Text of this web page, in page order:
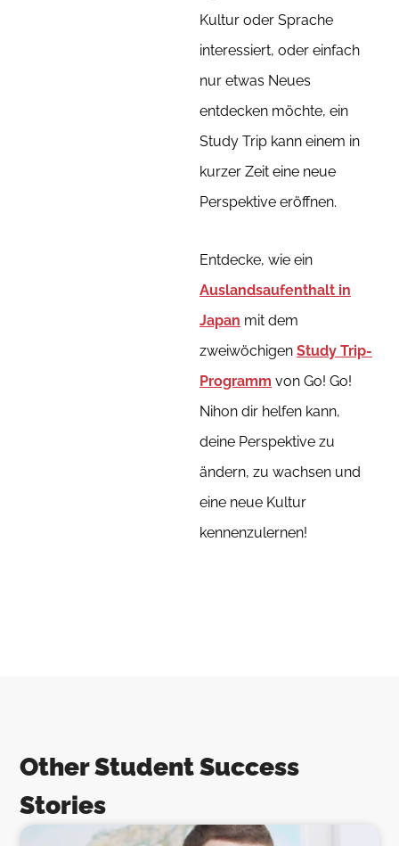
Kultur oder Sprache
interessiert, oder einfach
nur etwas Neues
entdecken möchte, ein
Study Trip kann einem in
kurzer Zeit eine neue
Perspektive eröffnen.
Entdecke, wie ein
Auslandsaufenthalt in
Japan mit dem
zweiwöchigen Study Trip-
Programm von Go! Go!
Nihon dir helfen kann,
deine Perspektive zu
ändern, zu wachsen und
eine neue Kultur
kennenzulernen!
Other Student Success
Stories